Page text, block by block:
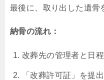
最後に、取り出した遺骨
納骨の流れ：
改葬先の管理者と日
「改葬許可証」を提出